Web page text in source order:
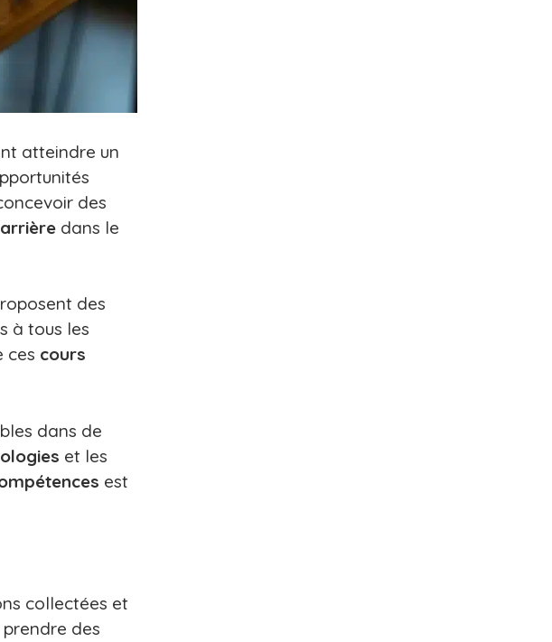
atteindre un
des
dans le
des
à tous les
ces cours
dans de
et les
est
collectées et
des